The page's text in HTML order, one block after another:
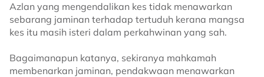
Azlan yang mengendalikan kes tidak menawarkan
sebarang jaminan terhadap tertuduh kerana mangsa
kes itu masih isteri dalam perkahwinan yang sah.
Bagaimanapun katanya, sekiranya mahkamah
membenarkan jaminan, pendakwaan menawarkan